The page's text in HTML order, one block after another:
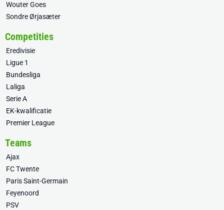
Wouter Goes
Sondre Ørjasæter
Competities
Eredivisie
Ligue 1
Bundesliga
Laliga
Serie A
EK-kwalificatie
Premier League
Teams
Ajax
FC Twente
Paris Saint-Germain
Feyenoord
PSV